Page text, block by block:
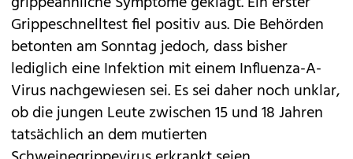
Grippeschnelltest fiel positiv aus. Die Behörden
betonten am Sonntag jedoch, dass bisher
lediglich eine Infektion mit einem Influenza-A-
Virus nachgewiesen sei. Es sei daher noch unklar,
ob die jungen Leute zwischen 15 und 18 Jahren
tatsächlich an dem mutierten